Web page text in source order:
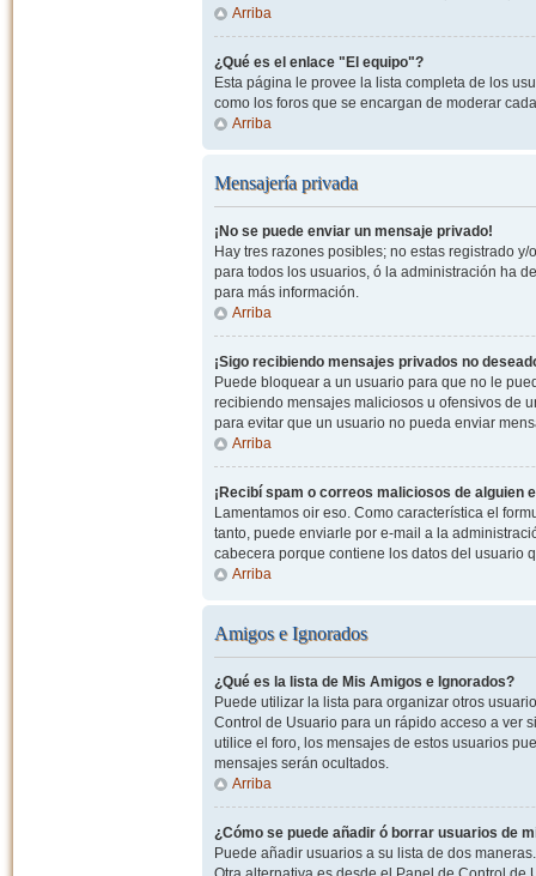
Arriba
¿Qué es el enlace "El equipo"?
Esta página le provee la lista completa de los
como los foros que se encargan de moderar
Arriba
Mensajería privada
¡No se puede enviar un mensaje privado!
Hay tres razones posibles; no estas registrado
para todos los usuarios, ó la administración ha
para más información.
Arriba
¡Sigo recibiendo mensajes privados no
Puede bloquear a un usuario para que no le
recibiendo mensajes maliciosos u ofensivos de
para evitar que un usuario no pueda enviar
Arriba
¡Recibí spam o correos maliciosos de alguien
Lamentamos oir eso. Como característica el
tanto, puede enviarle por e-mail a la
cabecera porque contiene los datos del usuario
Arriba
Amigos e Ignorados
¿Qué es la lista de Mis Amigos e Ignorados?
Puede utilizar la lista para organizar otros
Control de Usuario para un rápido acceso a ver
utilice el foro, los mensajes de estos usuarios
mensajes serán ocultados.
Arriba
¿Cómo se puede añadir ó borrar usuarios de
Puede añadir usuarios a su lista de dos